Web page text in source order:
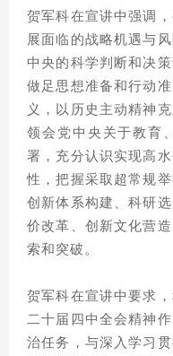
贺军科在宣讲中强调
展面临的战略机遇与
中央的科学判断和决
做足思想准备和行动
义，以历史主动精神
领会党中央关于教育
署，充分认识实现高
性，把握采取超常规
创新体系构建、科研
价改革、创新文化营
索和突破。
贺军科在宣讲中要求
二十届四中全会精神
治任务，与深入学习